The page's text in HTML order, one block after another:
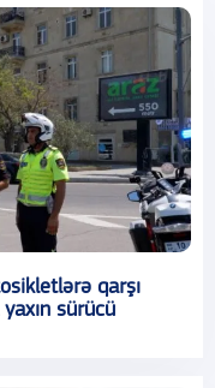
qarşı
sürücü